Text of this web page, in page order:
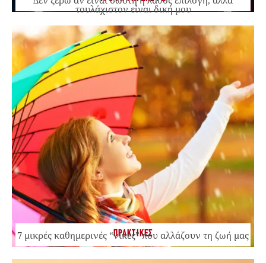
τουλάχιστον είναι δική μου
ΠΡΑΚΤΙΚΕΣ
7 μικρές καθημερινές “νίκες” που αλλάζουν τη ζωή μας